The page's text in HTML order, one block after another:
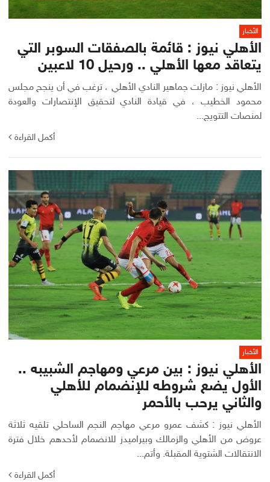
الأخبار
الأهلي نيوز : قائمة بالصفقات السوبر التي
يتعاقد معها الأهلي .. ورحيل 10 لاعبين
الأهلي نيوز : مازلت جماهير النادي الأهلي ، ترغب في أن ينجح مجلس
محمود الخطيب ، في قيادة النادي لتحقيق الإنتصارات والعودة
لمنصات التتويج...
أكمل القراءة
الأخبار
الأهلي نيوز : بين مرعي ومهاجم الشبيبه ..
الأول يضع شروطه للإنضمام للأهلي
والثاني يرحب بالأحمر
الأهلي نيوز : كشف عمرو مرعي مهاجم النجم الساحلي تلقيه ثلاثة
عروض من الأهلي والزمالك وبيراميدز للانضمام لأحدهم خلال فترة
الانتقالات الشتوية المقبلة. وأتم...
أكمل القراءة